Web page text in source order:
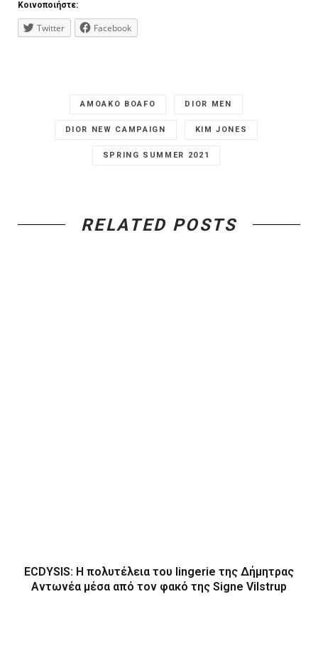
Κοινοποιήστε:
Twitter Facebook
AMOAKO BOAFO DIOR MEN
DIOR NEW CAMPAIGN KIM JONES
SPRING SUMMER 2021
RELATED POSTS
ECDYSIS: H πολυτέλεια του lingerie της Δήμητρας
Αντωνέα μέσα από τον φακό της Signe Vilstrup